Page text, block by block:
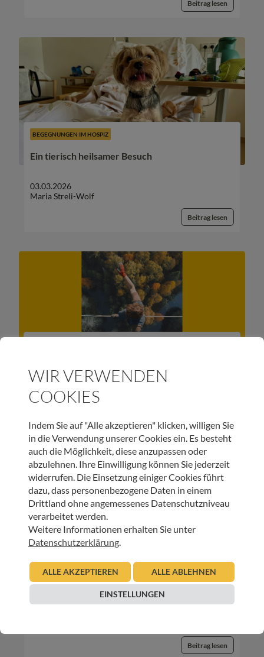
Beitrag lesen
BEGEGNUNGEN IM HOSPIZ
Ein tierisch heilsamer Besuch
03.03.2026
Maria Streli-Wolf
Beitrag lesen
2024
12.09.2025
Beitrag lesen
BEGEGNUNGEN IM HOSPIZ
Ein besonderer Besuch
Beitrag lesen
WIR VERWENDEN
COOKIES
Indem Sie auf "Alle akzeptieren" klicken, willigen Sie
in die Verwendung unserer Cookies ein. Es besteht
auch die Möglichkeit, diese anzupassen oder
abzulehnen. Ihre Einwilligung können Sie jederzeit
widerrufen. Die Einsetzung einiger Cookies führt
dazu, dass personenbezogene Daten in einem
Drittland ohne angemessenes Datenschutzniveau
verarbeitet werden.
Weitere Informationen erhalten Sie unter
Datenschutzerklärung.
ALLE AKZEPTIEREN ALLE ABLEHNEN
EINSTELLUNGEN